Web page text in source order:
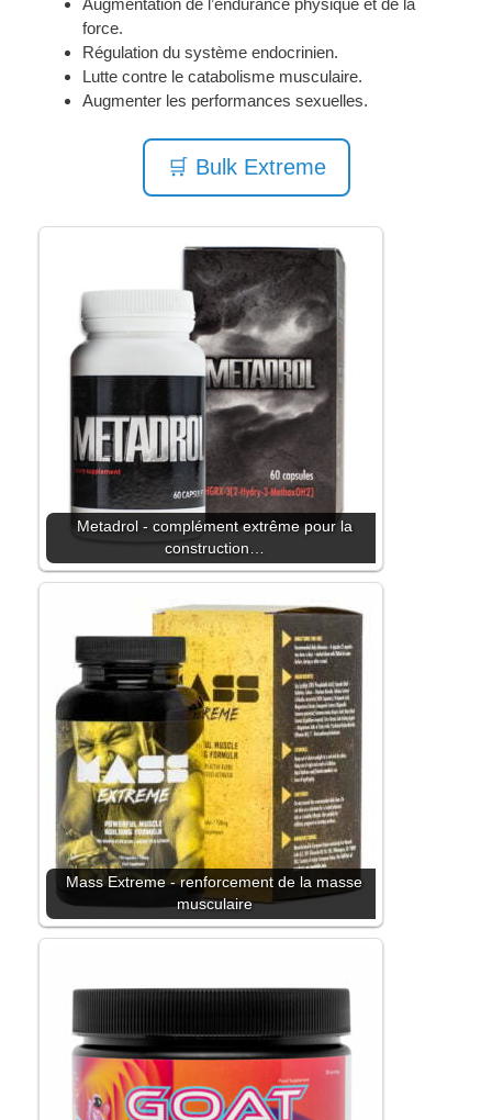
Augmentation de l’endurance physique et de la
force.
Régulation du système endocrinien.
Lutte contre le catabolisme musculaire.
Augmenter les performances sexuelles.
🛒 Bulk Extreme
Metadrol - complément extrême pour la
construction…
Mass Extreme - renforcement de la masse
musculaire